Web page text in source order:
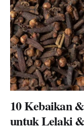
10 Kebaikan
untuk Lelaki